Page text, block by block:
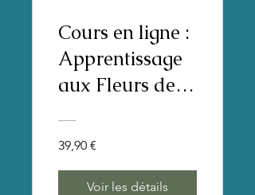
KARMIQUE
Cours en ligne :
Apprentissage
aux Fleurs de
fleurs...
39,90 €
Voir les détails